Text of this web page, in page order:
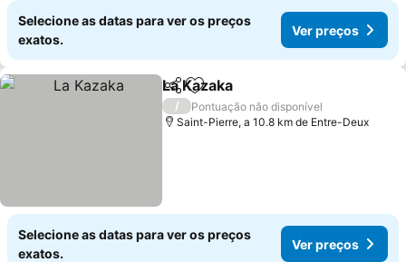
Selecione as datas para ver os preços
exatos.
Ver preços
PartilharAdicionar aos favoritos
La Kazaka
/
Pontuação não disponível
Saint-Pierre, a 10.8 km de Entre-Deux
Selecione as datas para ver os preços
exatos.
Ver preços